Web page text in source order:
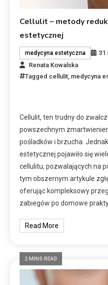
Cellulit – metody
estetycznej
medycyna estetyczna
31
Renata Kowalska
Tagged cellulit medycyna
Cellulit, ten trudny do
powszechnym
pośladków i brzucha.
estetycznej pojawiło się
cellulitu, pozwalających na
tym obszernym artykule
oferując kompleksowy
zabiegów po domowe
Read More
2 MINS READ